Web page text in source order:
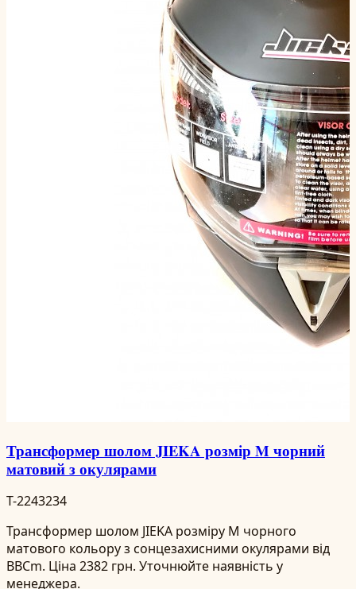
Трансформер шолом JIEKA розмір M чорний
матовий з окулярами
T-2243234
Трансформер шолом JIEKA розміру M чорного
матового кольору з сонцезахисними окулярами від
BBCm. Ціна 2382 грн. Уточнюйте наявність у
менеджера.